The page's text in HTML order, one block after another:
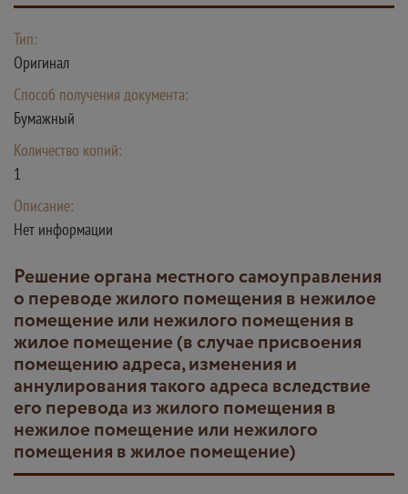
Тип:
Оригинал
Способ получения документа:
Бумажный
Количество копий:
1
Описание:
Нет информации
решение органа местного самоуправления
о переводе жилого помещения в нежилое
помещение или нежилого помещения в
жилое помещение (в случае присвоения
помещению адреса, изменения и
аннулирования такого адреса вследствие
его перевода из жилого помещения в
нежилое помещение или нежилого
помещения в жилое помещение)